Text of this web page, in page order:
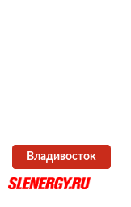
Владивосток